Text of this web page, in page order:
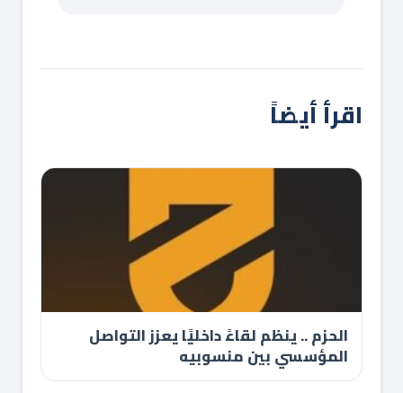
اقرأ أيضاً
الحزم .. ينظم لقاءً داخليًا يعزز التواصل
المؤسسي بين منسوبيه